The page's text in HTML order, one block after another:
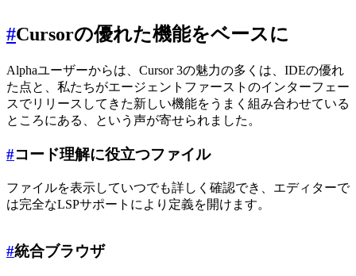
#Cursorの優れた機能をベースに
Alphaユーザーからは、Cursor 3の魅力の多くは、IDEの優れ
た点と、私たちがエージェントファーストのインターフェー
スでリリースしてきた新しい機能をうまく組み合わせている
ところにある、という声が寄せられました。
#コード理解に役立つファイル
ファイルを表示していつでも詳しく確認でき、エディターで
は完全なLSPサポートにより定義を開けます。
#統合ブラウザ